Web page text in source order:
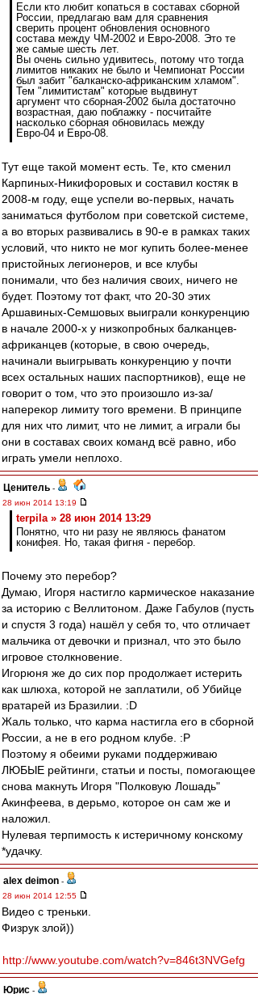
Если кто любит копаться в составах сборной
России, предлагаю вам для сравнения
сверить процент обновления основного
состава между ЧМ-2002 и Евро-2008. Это те
же самые шесть лет.
Вы очень сильно удивитесь, потому что тогда
лимитов никаких не было и Чемпионат России
был забит "балканско-африканским хламом".
Тем "лимитистам" которые выдвинут
аргумент что сборная-2002 была достаточно
возрастная, даю поблажку - посчитайте
насколько сборная обновилась между
Евро-04 и Евро-08.
Тут еще такой момент есть. Те, кто сменил
Карпиных-Никифоровых и составил костяк в
2008-м году, еще успели во-первых, начать
заниматься футболом при советской системе,
а во вторых развивались в 90-е в рамках таких
условий, что никто не мог купить более-менее
пристойных легионеров, и все клубы
понимали, что без наличия своих, ничего не
будет. Поэтому тот факт, что 20-30 этих
Аршавиных-Семшовых выиграли конкуренцию
в начале 2000-х у низкопробных балканцев-
африканцев (которые, в свою очередь,
начинали выигрывать конкуренцию у почти
всех остальных наших паспортников), еще не
говорит о том, что это произошло из-за/
наперекор лимиту того времени. В принципе
для них что лимит, что не лимит, а играли бы
они в составах своих команд всё равно, ибо
играть умели неплохо.
Ценитель -
28 июн 2014 13:19
terpila » 28 июн 2014 13:29
Понятно, что ни разу не являюсь фанатом
конифея. Но, такая фигня - перебор.
Почему это перебор?
Думаю, Игоря настигло кармическое наказание
за историю с Веллитоном. Даже Габулов (пусть
и спустя 3 года) нашёл у себя то, что отличает
мальчика от девочки и признал, что это было
игровое столкновение.
Игорюня же до сих пор продолжает истерить
как шлюха, которой не заплатили, об Убийце
вратарей из Бразилии. :D
Жаль только, что карма настигла его в сборной
России, а не в его родном клубе. :P
Поэтому я обеими руками поддерживаю
ЛЮБЫЕ рейтинги, статьи и посты, помогающее
снова макнуть Игоря "Полковую Лошадь"
Акинфеева, в дерьмо, которое он сам же и
наложил.
Нулевая терпимость к истеричному конскому
*удачку.
alex deimon -
28 июн 2014 12:55
Видео с треньки.
Физрук злой))
http://www.youtube.com/watch?v=846t3NVGefg
Юрис -